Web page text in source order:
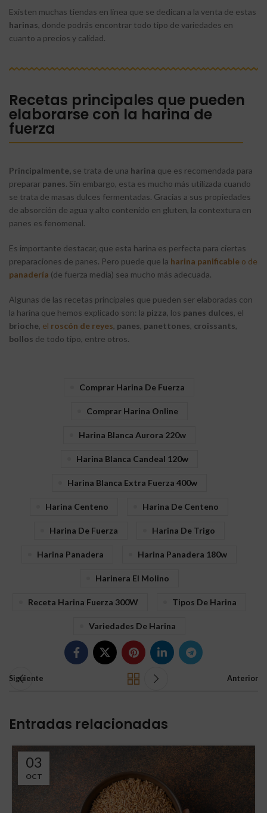
Existen muchas tiendas en línea que se dedican a la venta de estas
harinas, donde podrás encontrar todo tipo de variedades en
cuanto a precios y calidad.
Recetas principales que pueden
elaborarse con la harina de
fuerza
Principalmente, se trata de una harina que es recomendada para
preparar panes. Sin embargo, esta es mucho más utilizada cuando
se trata de masas dulces fermentadas. Gracias a sus propiedades
de absorción de agua y alto contenido en gluten, la contextura en
panes es fenomenal.
Es importante destacar, que esta harina es perfecta para ciertas
preparaciones de panes. Pero puede que la harina panificable o de
panadería (de fuerza media) sea mucho más adecuada.
Algunas de las recetas principales que pueden ser elaboradas con
la harina que hemos explicado son: la pizza, los panes dulces, el
brioche, el roscón de reyes, panes, panettones, croissants,
bollos de todo tipo, entre otros.
Comprar Harina De Fuerza
Comprar Harina Online
Harina Blanca Aurora 220w
Harina Blanca Candeal 120w
Harina Blanca Extra Fuerza 400w
Harina Centeno Harina De Centeno
Harina De Fuerza Harina De Trigo
Harina Panadera Harina Panadera 180w
Harinera El Molino
Receta Harina Fuerza 300W Tipos De Harina
Variedades De Harina
Siguiente Anterior
Entradas relacionadas
03
OCT